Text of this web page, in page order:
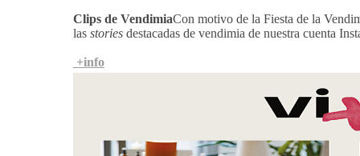
Clips de VendimiaCon motivo de la Fiesta de la
las stories destacadas de vendimia de nuestra cuenta
+info